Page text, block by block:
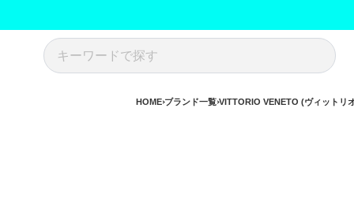
HOME ブランド一覧 VITTORIO VENETO (ヴィットリ